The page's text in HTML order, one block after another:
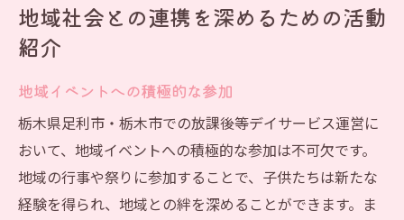
地域社会との連携を深めるための活動
紹介
地域イベントへの積極的な参加
栃木県足利市・栃木市での放課後等デイサービス運営に
おいて、地域イベントへの積極的な参加は不可欠です。
地域の行事や祭りに参加することで、子供たちは新たな
経験を得られ、地域との絆を深めることができます。ま